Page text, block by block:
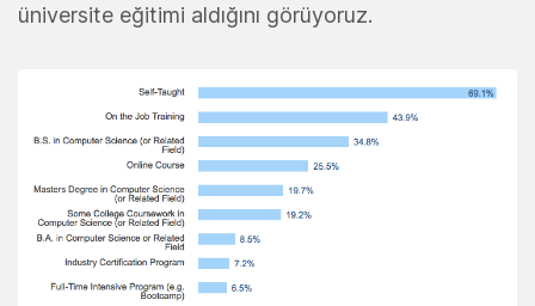
üniversite eğitimi aldığını görüyoruz.